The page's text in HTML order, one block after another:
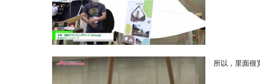
所以，里面很